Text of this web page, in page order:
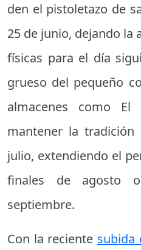
den el pistoletazo de
25 de junio, dejando la
físicas para el día
grueso del pequeño
almacenes como El
mantener la
julio, extendiendo el
finales de agosto
septiembre.
Con la reciente subida